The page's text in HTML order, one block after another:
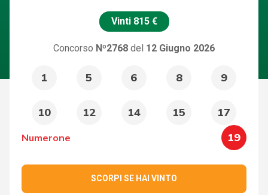
Vinti 815 €
Concorso Nº2768 del 12 Giugno 2026
1 5 6 8 9
10 12 14 15 17
Numerone 19
SCORPI SE HAI VINTO